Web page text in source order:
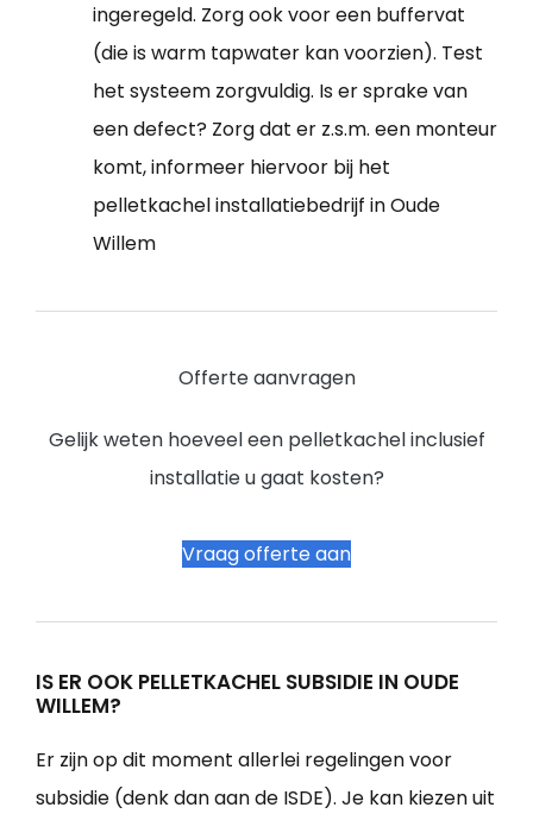
ingeregeld. Zorg ook voor een buffervat
(die is warm tapwater kan voorzien). Test
het systeem zorgvuldig. Is er sprake van
een defect? Zorg dat er z.s.m. een monteur
komt, informeer hiervoor bij het
pelletkachel installatiebedrijf in Oude
Willem
Offerte aanvragen
Gelijk weten hoeveel een pelletkachel inclusief
installatie u gaat kosten?
Vraag offerte aan
IS ER OOK PELLETKACHEL SUBSIDIE IN OUDE
WILLEM?
Er zijn op dit moment allerlei regelingen voor
subsidie (denk dan aan de ISDE). Je kan kiezen uit